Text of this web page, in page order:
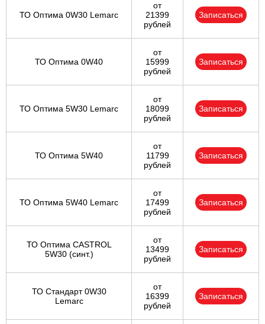
ТО Оптима 0W30 Lemarc
от
21399
рублей
Записаться
ТО Оптима 0W40
от
15999
рублей
Записаться
ТО Оптима 5W30 Lemarc
от
18099
рублей
Записаться
ТО Оптима 5W40
от
11799
рублей
Записаться
ТО Оптима 5W40 Lemarc
от
17499
рублей
Записаться
ТО Оптима CASTROL
5W30 (синт.)
от
13499
рублей
Записаться
ТО Стандарт 0W30
Lemarc
от
16399
рублей
Записаться